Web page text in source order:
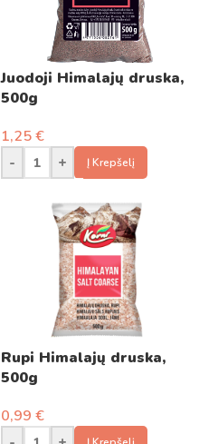
Juodoji Himalajų druska,
500g
1,25€
-
+ Į Krepšelį
Rupi Himalajų druska,
500g
0,99 €